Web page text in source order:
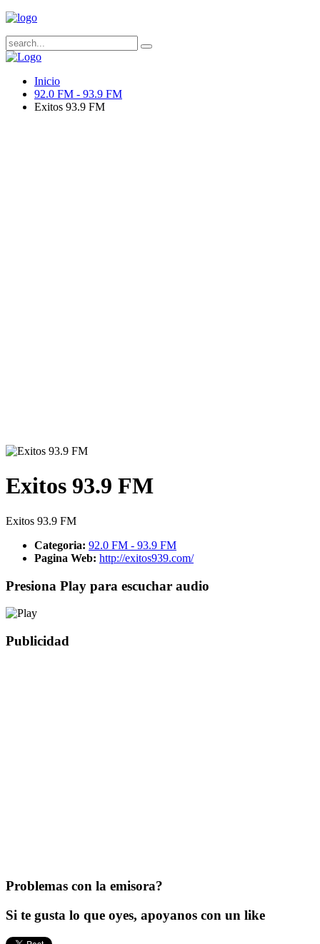
Inicio
92.0 FM - 93.9 FM
Exitos 93.9 FM
Exitos 93.9 FM
Exitos 93.9 FM
Categoria: 92.0 FM - 93.9 FM
Pagina Web: http://exitos939.com/
Presiona Play para escuchar audio
Publicidad
Problemas con la emisora?
Si te gusta lo que oyes, apoyanos con un like